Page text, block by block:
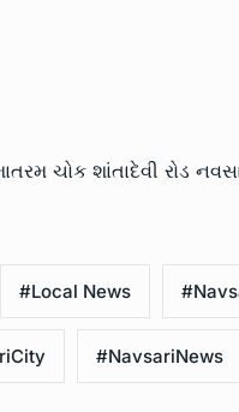
ચોક શાંતાદેવી રોડ
#Local News
#NavsariNews